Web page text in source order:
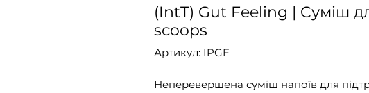
(IntT) Gut Feeling | Cуміш
scoops
Артикул: IPGF
Неперевершена суміш напоїв для